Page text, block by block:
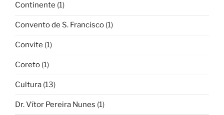
Continente (1)
Convento de S. Francisco (1)
Convite (1)
Coreto (1)
Cultura (13)
Dr. Vítor Pereira Nunes (1)